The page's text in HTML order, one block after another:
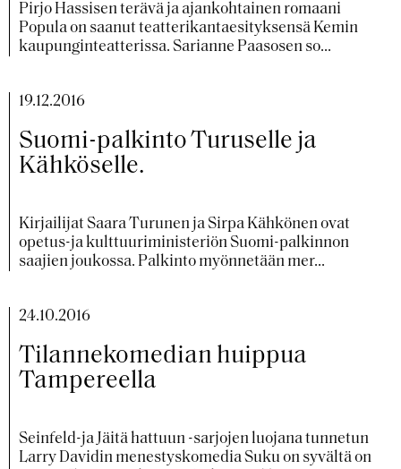
Pirjo Hassisen terävä ja ajankohtainen romaani
Popula on saanut teatterikantaesityksensä Kemin
kaupunginteatterissa. Sarianne Paasosen so...
19.12.2016
Suomi-palkinto Turuselle ja
Kähköselle.
Kirjailijat Saara Turunen ja Sirpa Kähkönen ovat
opetus-ja kulttuuriministeriön Suomi-palkinnon
saajien joukossa. Palkinto myönnetään mer...
24.10.2016
Tilannekomedian huippua
Tampereella
Seinfeld-ja Jäitä hattuun -sarjojen luojana tunnetun
Larry Davidin menestyskomedia Suku on syvältä on